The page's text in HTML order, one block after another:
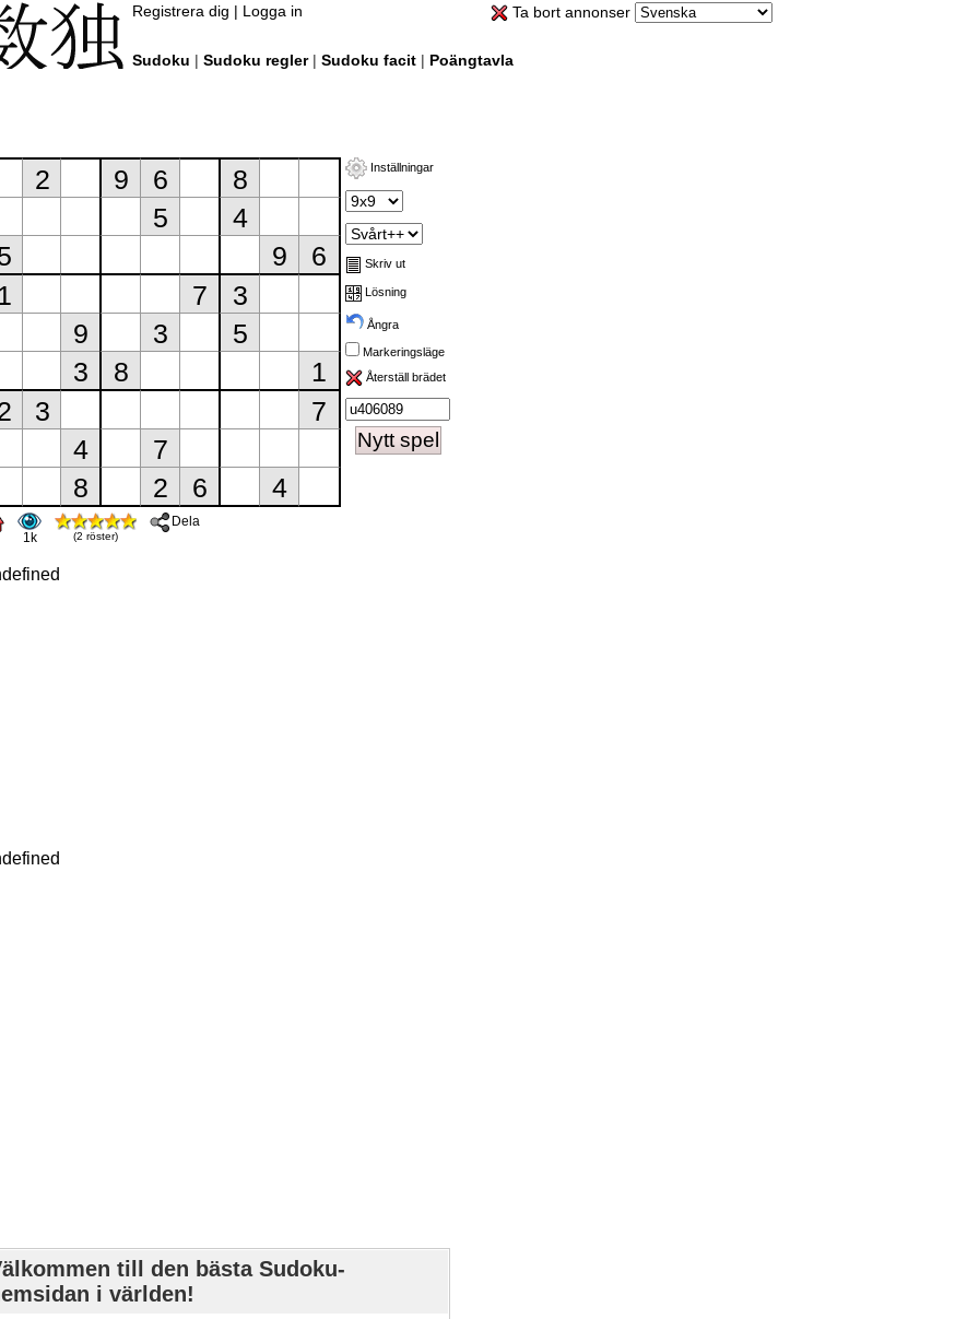
Ta bort annonser
Registrera dig | Logga in
Sudoku | Sudoku regler| Sudoku facit | Poängtavla
1k (2 röster)
Dela
Inställningar
Skriv ut
Lösning
Ångra
Markeringsläge
Återställ brädet
Nytt spel
till den bästa Sudoku-
i världen!